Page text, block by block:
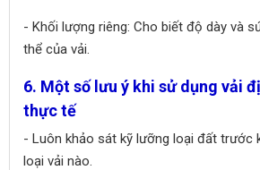
- Khối lượng riêng: Cho biết độ dày và
thể của vải.
6. Một số lưu ý khi sử dụng vải
thực tế
- Luôn khảo sát kỹ lưỡng loại đất trước
loại vải nào.